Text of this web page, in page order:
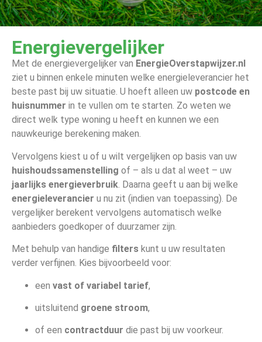
Energievergelijker
Met de energievergelijker van EnergieOverstapwijzer.nl
ziet u binnen enkele minuten welke energieleverancier het
beste past bij uw situatie. U hoeft alleen uw postcode en
huisnummer in te vullen om te starten. Zo weten we
direct welk type woning u heeft en kunnen we een
nauwkeurige berekening maken.
Vervolgens kiest u of u wilt vergelijken op basis van uw
huishouds­samenstelling of – als u dat al weet – uw
jaarlijks energieverbruik . Daarna geeft u aan bij welke
energieleverancier u nu zit (indien van toepassing). De
vergelijker berekent vervolgens automatisch welke
aanbieders goedkoper of duurzamer zijn.
Met behulp van handige filters kunt u uw resultaten
verder verfijnen. Kies bijvoorbeeld voor:
een vast of variabel tarief,
uitsluitend groene stroom,
of een contractduur die past bij uw voorkeur.